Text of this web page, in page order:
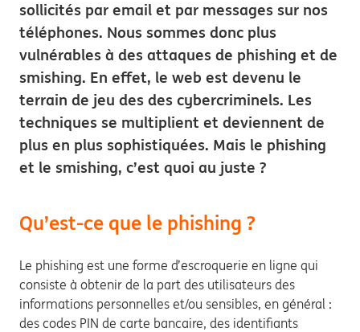
sollicités par email et par messages sur nos
téléphones. Nous sommes donc plus
vulnérables à des attaques de phishing et de
smishing. En effet, le web est devenu le
terrain de jeu des des cybercriminels. Les
techniques se multiplient et deviennent de
plus en plus sophistiquées. Mais le phishing
et le smishing, c’est quoi au juste ?
Qu’est-ce que le phishing ?
Le phishing est une forme d’escroquerie en ligne qui
consiste à obtenir de la part des utilisateurs des
informations personnelles et/ou sensibles, en général :
des codes PIN de carte bancaire, des identifiants